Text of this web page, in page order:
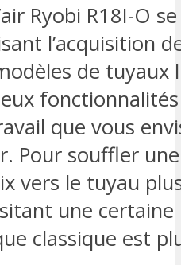
Ryobi R18I-O
l’acquisition
de tuyaux
que vous
Pour souffler
vers le tuyau
une
classique est